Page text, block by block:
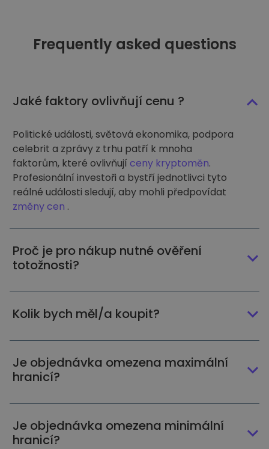
Frequently asked questions
Jaké faktory ovlivňují cenu ?
Politické události, světová ekonomika, podpora
celebrit a zprávy z trhu patří k mnoha
faktorům, které ovlivňují ceny kryptoměn.
Profesionální investoři a bystří jednotlivci tyto
reálné události sledují, aby mohli předpovídat
změny cen .
Proč je pro nákup nutné ověření
totožnosti?
Kolik bych měl/a koupit?
Je objednávka omezena maximální
hranicí?
Je objednávka omezena minimální
hranicí?